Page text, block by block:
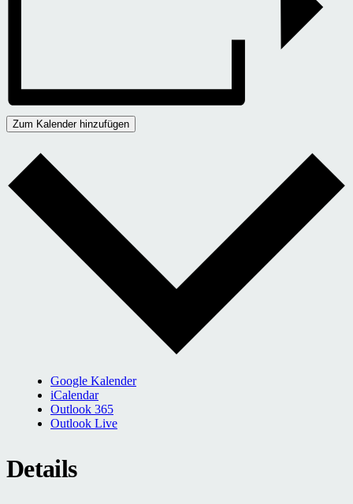
Zum Kalender hinzufügen
Google Kalender
iCalendar
Outlook 365
Outlook Live
Details